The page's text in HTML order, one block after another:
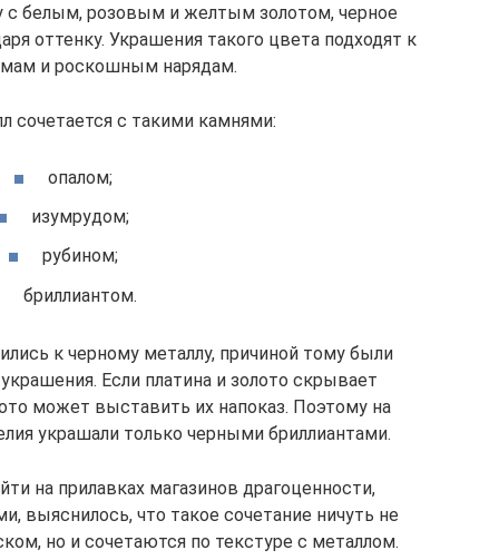
с белым, розовым и желтым золотом, черное
оттенку. Украшения такого цвета подходят к
и роскошным нарядам.
сочетается с такими камнями:
опалом;
изумрудом;
рубином;
бриллиантом.
к черному металлу, причиной тому были
Если платина и золото скрывает
может выставить их напоказ. Поэтому на
украшали только черными бриллиантами.
на прилавках магазинов драгоценности,
выяснилось, что такое сочетание ничуть не
но и сочетаются по текстуре с металлом.